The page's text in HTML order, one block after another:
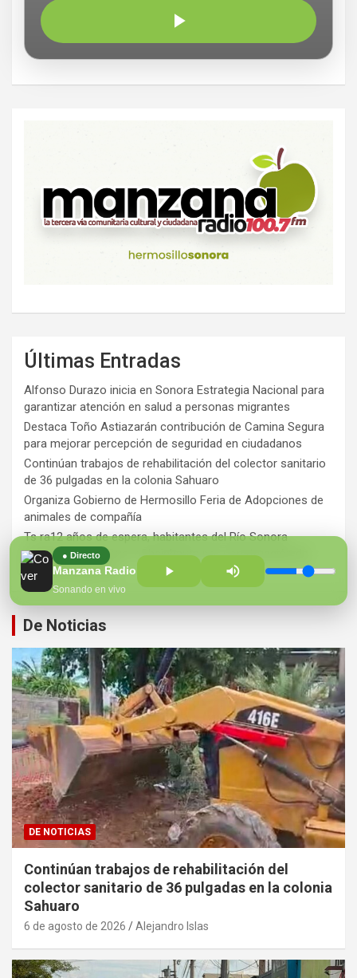
● Directo
Sonando en vivo
Últimas Entradas
Alfonso Durazo inicia en Sonora Estrategia Nacional para
garantizar atención en salud a personas migrantes
Destaca Toño Astiazarán contribución de Camina Segura
para mejorar percepción de seguridad en ciudadanos
Continúan trabajos de rehabilitación del colector sanitario
de 36 pulgadas en la colonia Sahuaro
Organiza Gobierno de Hermosillo Feria de Adopciones de
animales de compañía
Ts ra12 años de espera, habitantes del Río Sonora
agradecen a Durazo y Sheinbaum por construcción de
Hospital Regional
De Noticias
DE NOTICIAS
Continúan trabajos de rehabilitación del
colector sanitario de 36 pulgadas en la colonia
Sahuaro
6 de agosto de 2026 Alejandro Islas